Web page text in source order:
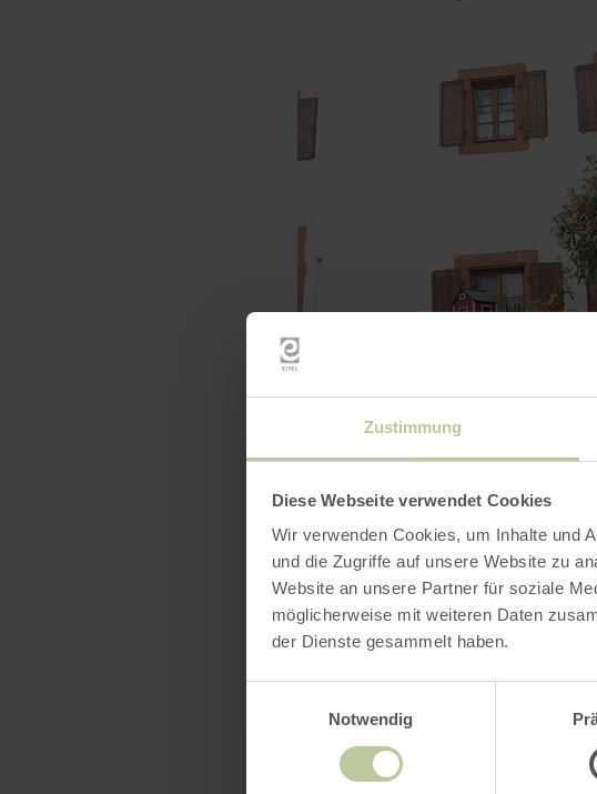
Zustimmung
Diese Webseite verwendet Cookies
Wir verwenden Cookies, um Inhalte und
und die Zugriffe auf unsere Website zu
Website an unsere Partner für soziale
möglicherweise mit weiteren Daten
der Dienste gesammelt haben.
Notwendig